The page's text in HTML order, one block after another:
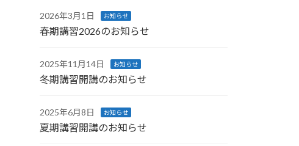
2026年3月1日 お知らせ
春期講習2026のお知らせ
2025年11月14日 お知らせ
冬期講習開講のお知らせ
2025年6月8日 お知らせ
夏期講習開講のお知らせ